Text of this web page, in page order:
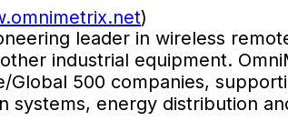
)
leader in wireless
industrial equipment.
500 companies,
energy distribution